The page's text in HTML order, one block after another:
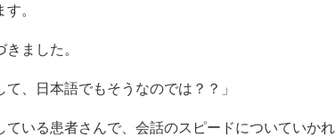
。
ました。
て、日本語でもそうなのでは？？」
ている患者さんで、会話のスピードについていか